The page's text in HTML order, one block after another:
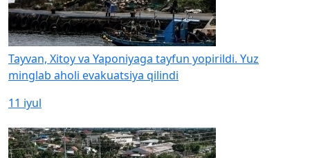
Tayvan, Xitoy va Yaponiyaga tayfun yopirildi. Yuz
minglab aholi evakuatsiya qilindi
11 iyul